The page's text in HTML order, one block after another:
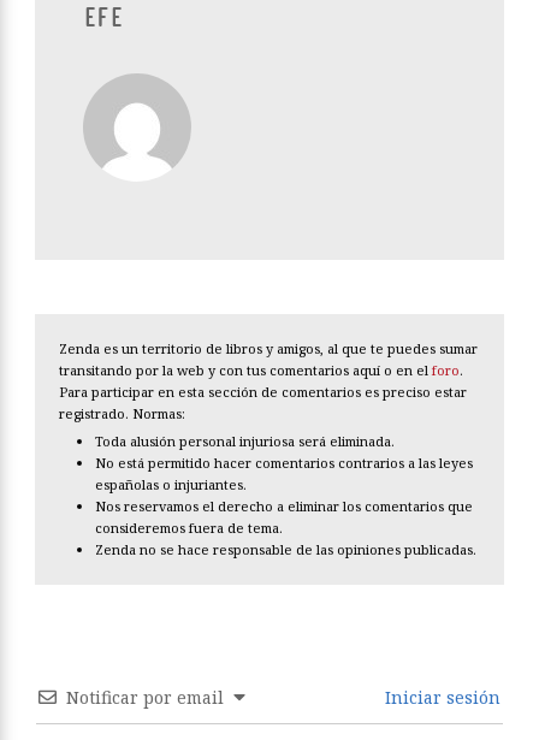
EFE
Zenda es un territorio de libros y amigos, al que te puedes sumar
transitando por la web y con tus comentarios aquí o en el foro.
Para participar en esta sección de comentarios es preciso estar
registrado. Normas:
Toda alusión personal injuriosa será eliminada.
No está permitido hacer comentarios contrarios a las leyes
españolas o injuriantes.
Nos reservamos el derecho a eliminar los comentarios que
consideremos fuera de tema.
Zenda no se hace responsable de las opiniones publicadas.
Notificar por email Iniciar sesión